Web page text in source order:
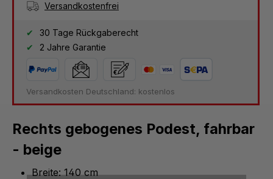
Versandkostenfrei
30 Tage Rückgaberecht
2 Jahre Garantie
Versandkosten Deutschland: kostenlos
Rechts gebogenes Podest, fahrbar
- beige
Breite: 140 cm